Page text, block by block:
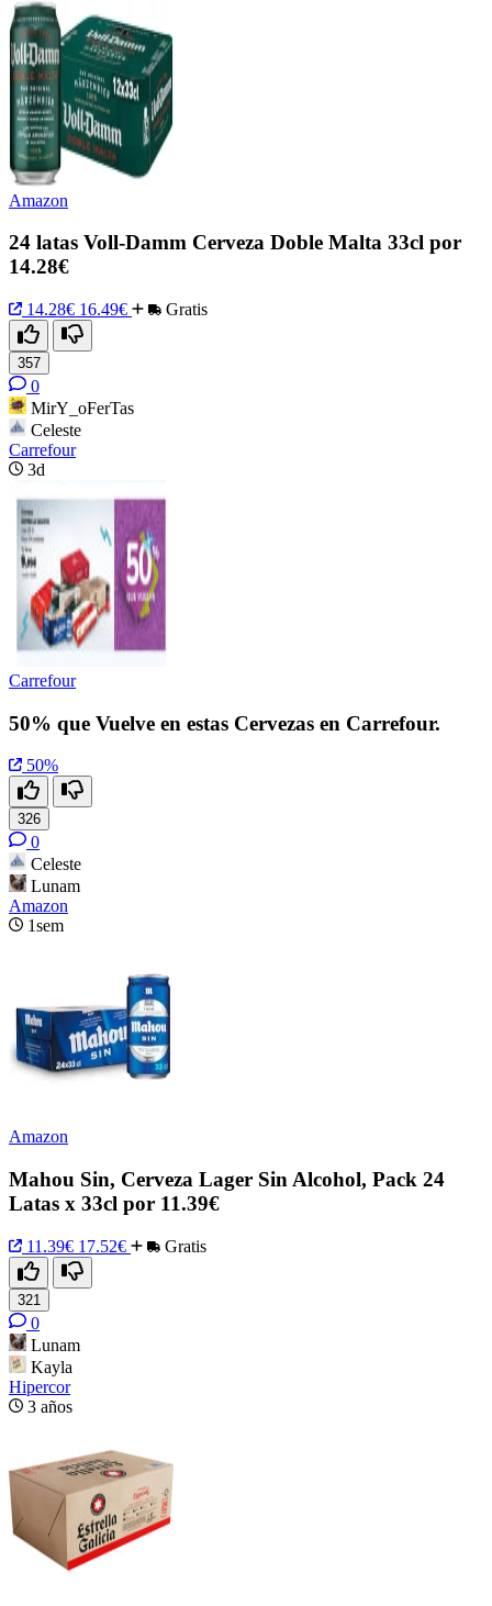
Amazon
24 latas Voll-Damm Cerveza Doble Malta 33cl por
14.28€
14.28€ 16.49€ Gratis
357
0
MirY_oFerTas
Celeste
Carrefour
3d
Carrefour
50% que Vuelve en estas Cervezas en Carrefour.
50%
326
0
Celeste
Lunam
Amazon
1sem
Amazon
Mahou Sin, Cerveza Lager Sin Alcohol, Pack 24
Latas x 33cl por 11.39€
11.39€ 17.52€ Gratis
321
0
Lunam
Kayla
Hipercor
3 años